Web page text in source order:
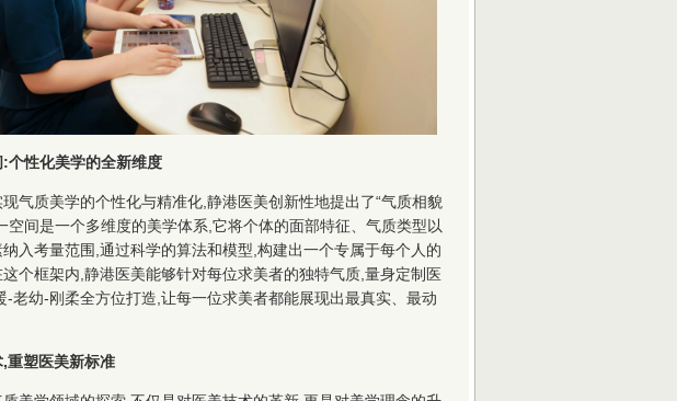
个性化美学的全新维度
气质美学的个性化与精准化,静港医美创新性地提出了“气质相貌
空间是一个多维度的美学体系,它将个体的面部特征、气质类型以
入考量范围,通过科学的算法和模型,构建出一个专属于每个人的
个框架内,静港医美能够针对每位求美者的独特气质,量身定制医
-老幼-刚柔全方位打造,让每一位求美者都能展现出最真实、最动
重塑医美新标准